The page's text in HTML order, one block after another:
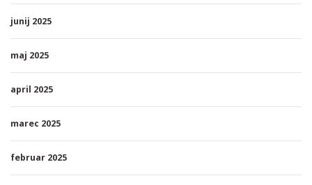
junij 2025
maj 2025
april 2025
marec 2025
februar 2025